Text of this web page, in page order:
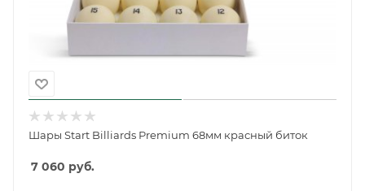
Шары Start Billiards Premium 68мм красный биток
7 060 руб.